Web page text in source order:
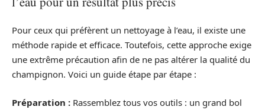
Pour ceux qui préfèrent un nettoyage à l’eau, il existe une
méthode rapide et efficace. Toutefois, cette approche exige
une extrême précaution afin de ne pas altérer la qualité du
champignon. Voici un guide étape par étape :
Préparation : Rassemblez tous vos outils : un grand bol